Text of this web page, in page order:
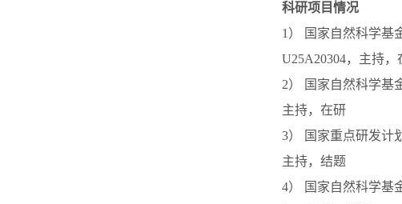
科研项目情况
1） 国家自然科学基
U25A20304，主持，
2） 国家自然科学基
主持，在研
3） 国家重点研发计
主持，结题
4） 国家自然科学基